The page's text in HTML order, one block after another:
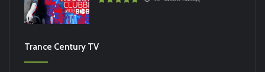
Trance Century TV